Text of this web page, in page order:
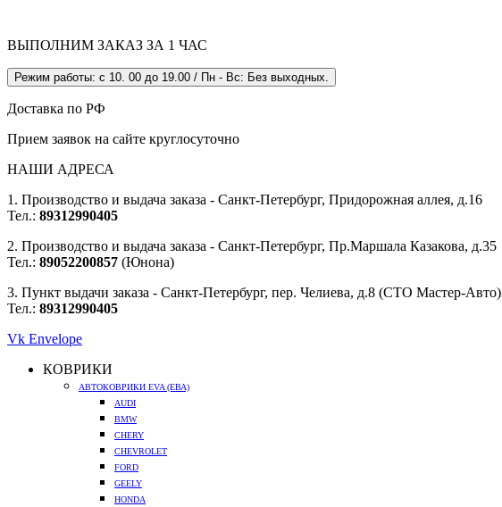
ВЫПОЛНИМ ЗАКАЗ ЗА 1 ЧАС
Режим работы: с 10. 00 до 19.00 / Пн - Вс: Без выходных.
Доставка по РФ
Прием заявок на сайте круглосуточно
НАШИ АДРЕСА
1. Производство и выдача заказа - Санкт-Петербург, Придорожная аллея, д.16
Тел.: 89312990405
2. Производство и выдача заказа - Санкт-Петербург, Пр.Маршала Казакова, д.35
Тел.: 89052200857 (Юнона)
3. Пункт выдачи заказа - Санкт-Петербург, пер. Челиева, д.8 (СТО Мастер-Авто)
Тел.: 89312990405
Vk Envelope
КОВРИКИ
АВТОКОВРИКИ EVA (ЕВА)
AUDI
BMW
CHERY
CHEVROLET
FORD
GEELY
HONDA